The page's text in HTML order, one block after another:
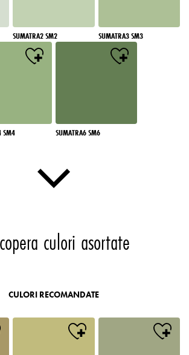
SUMATRA2 SM2 SUMATRA3 SM3
SM4 SUMATRA6 SM6
culori asortate
CULORI RECOMANDATE